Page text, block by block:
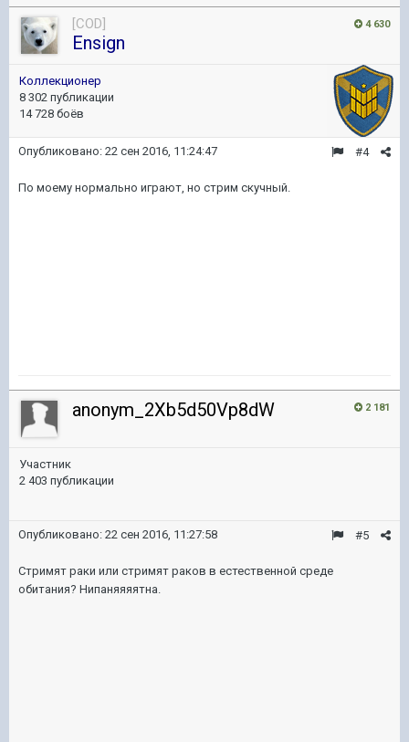
4 630
[COD]
Ensign
Коллекционер
8 302 публикации
14 728 боёв
#4
Опубликовано: 22 сен 2016, 11:24:47
По моему нормально играют, но стрим скучный.
2 181
anonym_2Xb5d50Vp8dW
Участник
2 403 публикации
#5
Опубликовано: 22 сен 2016, 11:27:58
Стримят раки или стримят раков в естественной среде
обитания? Нипаняяяятна.